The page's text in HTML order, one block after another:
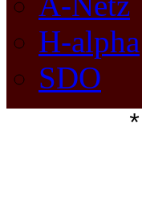
H-alpha
SDO